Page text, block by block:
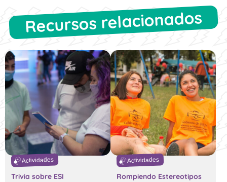
Recursos relacionados
Actividades
Trivia sobre ESI
Actividades
Rompiendo Estereotipos